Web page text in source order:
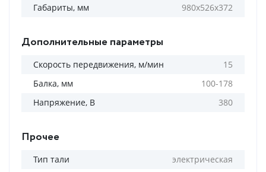
Габариты, мм 980х526х372
Дополнительные параметры
Скорость передвижения, м/мин
15
Балка, мм
100-178
Напряжение, В
380
Прочее
Тип тали
электрическая